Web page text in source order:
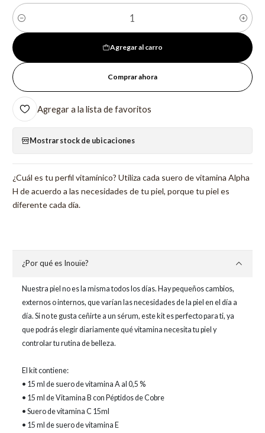
Cantidad
Agregar al carro
Comprar ahora
Agregar a la lista de favoritos
Mostrar stock de ubicaciones
¿Cuál es tu perfil vitamínico? Utiliza cada suero de vitamina Alpha
H de acuerdo a las necesidades de tu piel, porque tu piel es
diferente cada día.
¿Por qué es Inouïe?
Nuestra piel no es la misma todos los días. Hay pequeños cambios,
externos o internos, que varían las necesidades de la piel en el día a
día. Si no te gusta ceñirte a un sérum, este kit es perfecto para ti, ya
que podrás elegir diariamente qué vitamina necesita tu piel y
controlar tu rutina de belleza.
El kit contiene:
• 15 ml de suero de vitamina A al 0,5 %
• 15 ml de Vitamina B con Péptidos de Cobre
• Suero de vitamina C 15ml
• 15 ml de suero de vitamina E